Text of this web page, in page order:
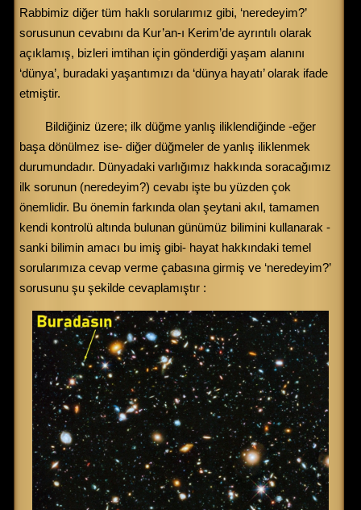
Rabbimiz diğer tüm haklı sorularımız gibi, ‘neredeyim?’
sorusunun cevabını da Kur’an-ı Kerim’de ayrıntılı olarak
açıklamış, bizleri imtihan için gönderdiği yaşam alanını
‘dünya’, buradaki yaşantımızı da ‘dünya hayatı’ olarak ifade
etmiştir.
Bildiğiniz üzere; ilk düğme yanlış iliklendiğinde -eğer
başa dönülmez ise- diğer düğmeler de yanlış iliklenmek
durumundadır. Dünyadaki varlığımız hakkında soracağımız
ilk sorunun (neredeyim?) cevabı işte bu yüzden çok
önemlidir. Bu önemin farkında olan şeytani akıl, tamamen
kendi kontrolü altında bulunan günümüz bilimini kullanarak -
sanki bilimin amacı bu imiş gibi- hayat hakkındaki temel
sorularımıza cevap verme çabasına girmiş ve ‘neredeyim?’
sorusunu şu şekilde cevaplamıştır :